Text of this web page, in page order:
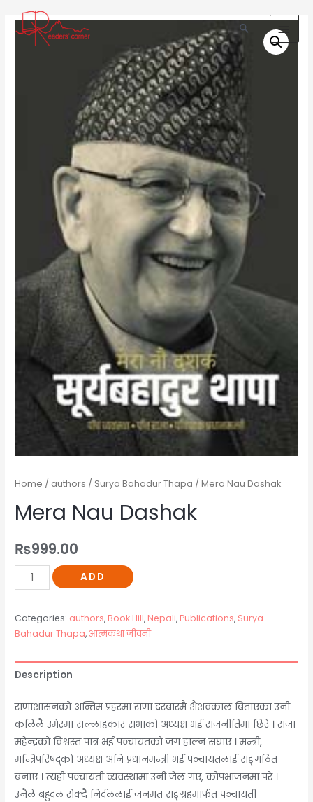
Home / authors / Surya Bahadur Thapa / Mera Nau Dashak
Mera Nau Dashak
₨999.00
ADD
Categories: authors, Book Hill, Nepali, Publications, Surya
Bahadur Thapa,आत्मकथा जीवनी
Description
राणाशासनको अन्तिम प्रहरमा राणा दरबारमै शैशवकाल बिताएका उनी
कलिलै उमेरमा सल्लाहकार सभाको अध्यक्ष भई राजनीतिमा छिरे । राजा
महेन्द्रको विश्वस्त पात्र भई पञ्चायतको जग हाल्न सघाए । मन्त्री,
मन्त्रिपरिषद्को अध्यक्ष अनि प्रधानमन्त्री भई पञ्चायतलाई सङ्गठित
बनाए । त्यही पञ्चायती व्यवस्थामा उनी जेल गए, कोपभाजनमा परे ।
उनैले बहुदल रोक्दै निर्दललाई जनमत सङ्ग्रहमार्फत पञ्चायती